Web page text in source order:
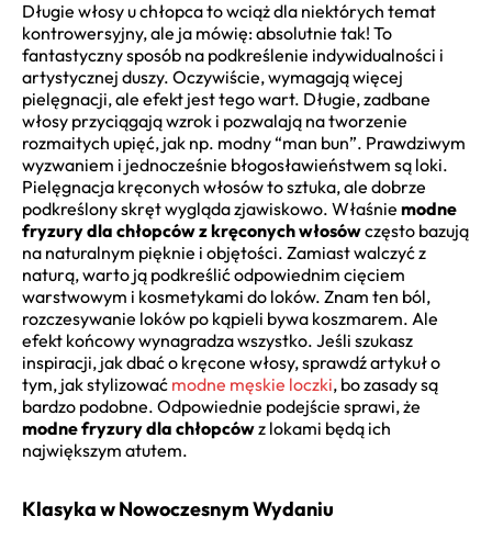
Długie włosy u chłopca to wciąż dla niektórych temat
kontrowersyjny, ale ja mówię: absolutnie tak! To
fantastyczny sposób na podkreślenie indywidualności i
artystycznej duszy. Oczywiście, wymagają więcej
pielęgnacji, ale efekt jest tego wart. Długie, zadbane
włosy przyciągają wzrok i pozwalają na tworzenie
rozmaitych upięć, jak np. modny “man bun”. Prawdziwym
wyzwaniem i jednocześnie błogosławieństwem są loki.
Pielęgnacja kręconych włosów to sztuka, ale dobrze
podkreślony skręt wygląda zjawiskowo. Właśnie modne
fryzury dla chłopców z kręconych włosówczęsto bazują
na naturalnym pięknie i objętości. Zamiast walczyć z
naturą, warto ją podkreślić odpowiednim cięciem
warstwowym i kosmetykami do loków. Znam ten ból,
rozczesywanie loków po kąpieli bywa koszmarem. Ale
efekt końcowy wynagradza wszystko. Jeśli szukasz
inspiracji, jak dbać o kręcone włosy, sprawdź artykuł o
tym, jak stylizować modne męskie loczki, bo zasady są
bardzo podobne. Odpowiednie podejście sprawi, że
modne fryzury dla chłopcówz lokami będą ich
największym atutem.
Klasyka w Nowoczesnym Wydaniu